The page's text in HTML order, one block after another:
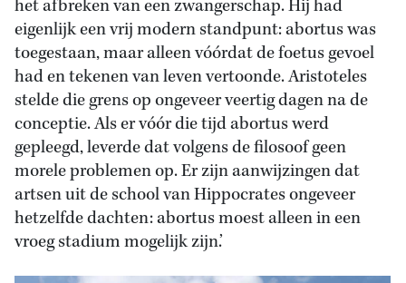
het afbreken van een zwangerschap. Hij had
eigenlijk een vrij modern standpunt: abortus was
toegestaan, maar alleen vóórdat de foetus gevoel
had en tekenen van leven vertoonde. Aristoteles
stelde die grens op ongeveer veertig dagen na de
conceptie. Als er vóór die tijd abortus werd
gepleegd, leverde dat volgens de filosoof geen
morele problemen op. Er zijn aanwijzingen dat
artsen uit de school van Hippocrates ongeveer
hetzelfde dachten: abortus moest alleen in een
vroeg stadium mogelijk zijn.’